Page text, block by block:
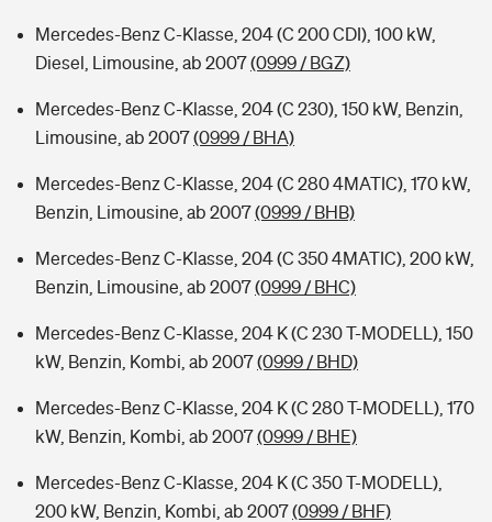
Mercedes-Benz C-Klasse, 204 (C 200 CDI), 100 kW,
Diesel, Limousine, ab 2007(0999 / BGZ)
Mercedes-Benz C-Klasse, 204 (C 230), 150 kW, Benzin,
Limousine, ab 2007(0999 / BHA)
Mercedes-Benz C-Klasse, 204 (C 280 4MATIC), 170 kW,
Benzin, Limousine, ab 2007(0999 / BHB)
Mercedes-Benz C-Klasse, 204 (C 350 4MATIC), 200 kW,
Benzin, Limousine, ab 2007(0999 / BHC)
Mercedes-Benz C-Klasse, 204 K (C 230 T-MODELL), 150
kW, Benzin, Kombi, ab 2007(0999 / BHD)
Mercedes-Benz C-Klasse, 204 K (C 280 T-MODELL), 170
kW, Benzin, Kombi, ab 2007(0999 / BHE)
Mercedes-Benz C-Klasse, 204 K (C 350 T-MODELL),
200 kW, Benzin, Kombi, ab 2007(0999 / BHF)